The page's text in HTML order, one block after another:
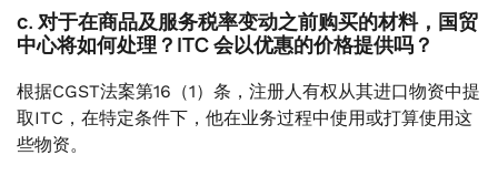
c. 对于在商品及服务税率变动之前购买的材料，国贸
中心将如何处理？ITC 会以优惠的价格提供吗？
根据CGST法案第16（1）条，注册人有权从其进口物资中提
取ITC，在特定条件下，他在业务过程中使用或打算使用这
些物资。